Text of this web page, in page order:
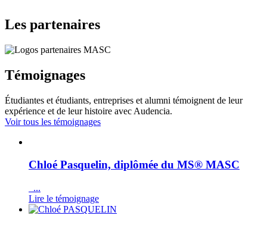
Les partenaires
Témoignages
Étudiantes et étudiants, entreprises et alumni témoignent de leur
expérience et de leur histoire avec Audencia.
Voir tous les témoignages
Chloé Pasquelin, diplômée du MS® MASC
...
Lire le témoignage